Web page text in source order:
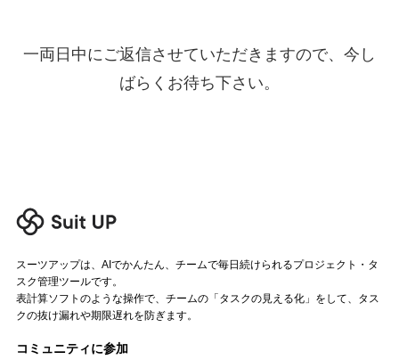
ログイン
サービス概要資料はこちら
一両日中にご返信させていただきますので、今し
ばらくお待ち下さい。
スーツアップは、AIでかんたん、チームで毎日続けられるプロジェクト・タ
スク管理ツールです。
表計算ソフトのような操作で、チームの「タスクの見える化」をして、タス
クの抜け漏れや期限遅れを防ぎます。
コミュニティに参加